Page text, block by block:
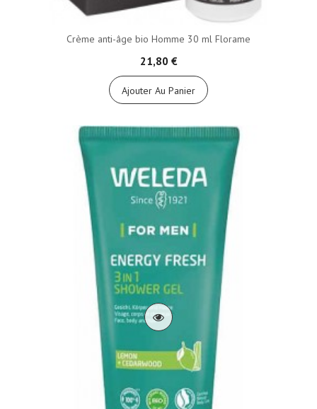
Crème anti-âge bio Homme 30 ml Florame
21,80 €
Ajouter Au Panier